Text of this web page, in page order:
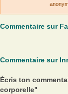
Commentaire sur
Commentaire sur
Écris ton
corporelle"